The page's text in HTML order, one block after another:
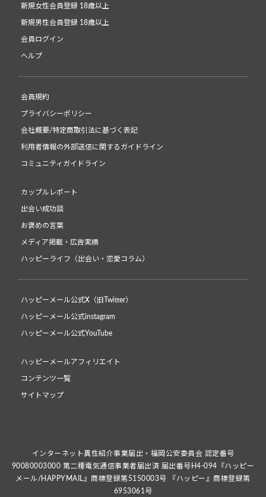
新規女性会員登録 18歳以上
新規男性会員登録 18歳以上
会員ログイン
ヘルプ
会員規約
プライバシーポリシー
会社概要/特定商取引法に基づく表記
利用者情報の外部送信に関するガイドライン
コミュニティガイドライン
カップルレポート
出会い成功談
お褒めの言葉
メディア掲載・広告実績
ハッピーライフ（出会い・恋愛コラム）
ハッピーメール公式X（旧Twitter）
ハッピーメール公式instagram
ハッピーメール公式YouTube
ハッピーメールアフィリエイト
コンテンツ一覧
サイトマップ
インターネット異性紹介事業届出・福岡公安委員会 認定番号
90080003000 第二種電気通信事業者届出済 届出番号H4-094『ハッピー
メール/HAPPYMAIL』商標登録第5150003号 『ハッピー』商標登録第
6953061号